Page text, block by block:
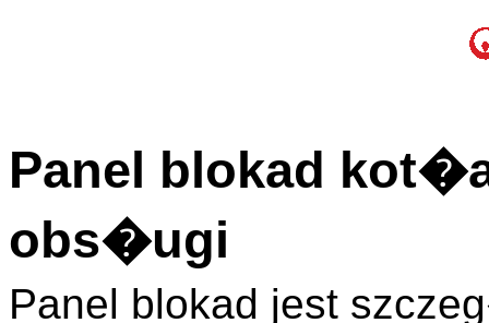
Panel blokad
obs�ugi
Panel blokad jest